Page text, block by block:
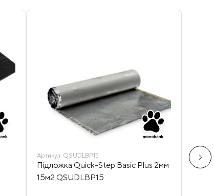
Артикул: QSUDLBP15
Підложка Quick-Step Basic Plus 2мм
15м2 QSUDLBP15